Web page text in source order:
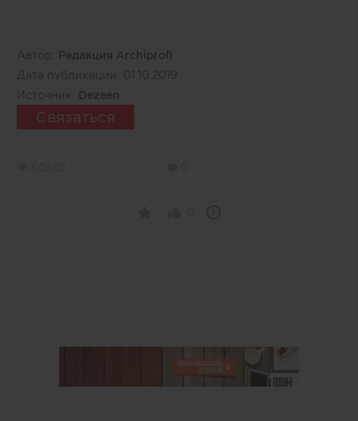
Автор:
Редакция Archiprofi
Дата публикации: 01.10.2019
Источник:
Dezeen
Связаться